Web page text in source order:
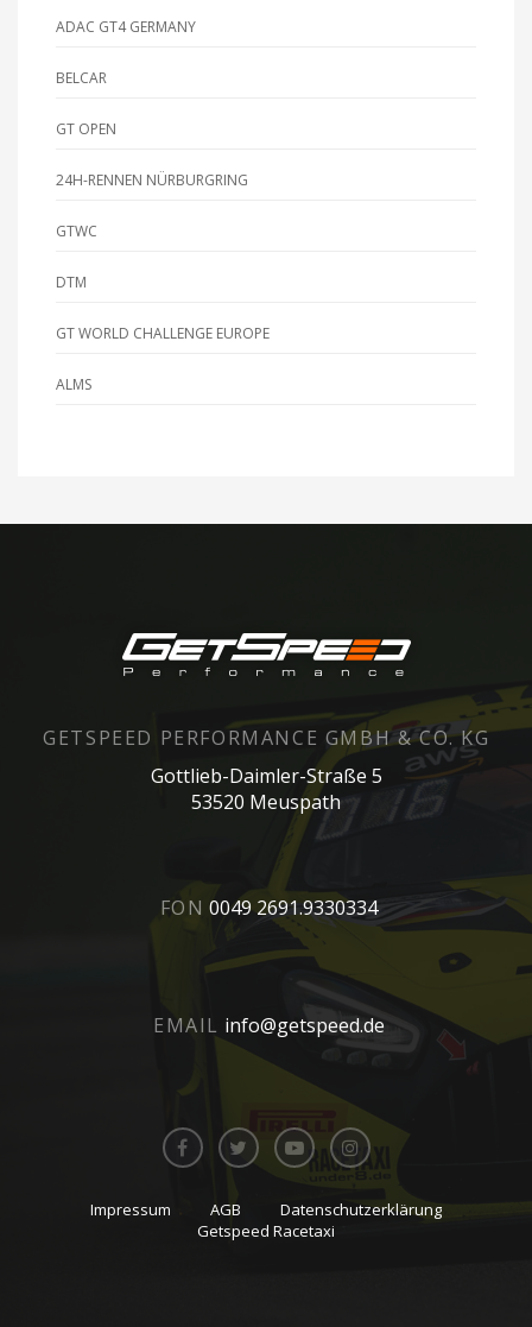
ADAC GT4 GERMANY
BELCAR
GT OPEN
24H-RENNEN NÜRBURGRING
GTWC
DTM
GT WORLD CHALLENGE EUROPE
ALMS
GETSPEED PERFORMANCE GMBH & CO. KG
Gottlieb-Daimler-Straße 5
53520 Meuspath
FON 0049 2691.9330334
EMAIL info@getspeed.de
Impressum AGB
Datenschutzerklärung
Getspeed Racetaxi